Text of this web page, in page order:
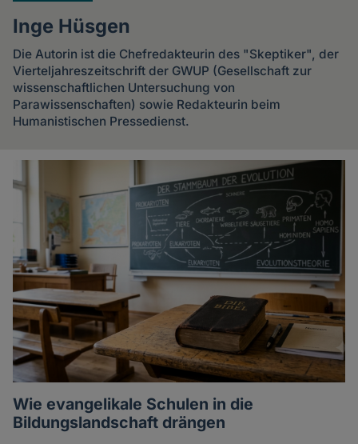
Inge Hüsgen
Die Autorin ist die Chefredakteurin des "Skeptiker", der
Vierteljahreszeitschrift der GWUP (Gesellschaft zur
wissenschaftlichen Untersuchung von
Parawissenschaften) sowie Redakteurin beim
Humanistischen Pressedienst.
Artikel
Autorin
Wie evangelikale Schulen in die
Bildungslandschaft drängen